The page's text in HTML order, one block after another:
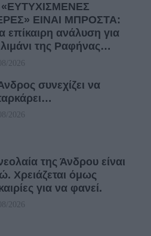
«ΕΥΤΥΧΙΣΜΕΝΕΣ
ΕΙΝΑΙ ΜΠΡΟΣΤΑ:
επίκαιρη ανάλυση για
της Ραφήνας…
2026
συνεχίζει να
2026
της Άνδρου είναι
Χρειάζεται όμως
για να φανεί.
2026